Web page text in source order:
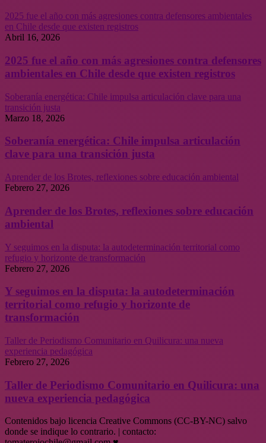
2025 fue el año con más agresiones contra defensores ambientales
en Chile desde que existen registros
Abril 16, 2026
2025 fue el año con más agresiones contra defensores
ambientales en Chile desde que existen registros
Soberanía energética: Chile impulsa articulación clave para una
transición justa
Marzo 18, 2026
Soberanía energética: Chile impulsa articulación
clave para una transición justa
Aprender de los Brotes, reflexiones sobre educación ambiental
Febrero 27, 2026
Aprender de los Brotes, reflexiones sobre educación
ambiental
Y seguimos en la disputa: la autodeterminación territorial como
refugio y horizonte de transformación
Febrero 27, 2026
Y seguimos en la disputa: la autodeterminación
territorial como refugio y horizonte de
transformación
Taller de Periodismo Comunitario en Quilicura: una nueva
experiencia pedagógica
Febrero 27, 2026
Taller de Periodismo Comunitario en Quilicura: una
nueva experiencia pedagógica
Contenidos bajo licencia Creative Commons (CC-BY-NC) salvo
donde se indique lo contrario. | contacto: